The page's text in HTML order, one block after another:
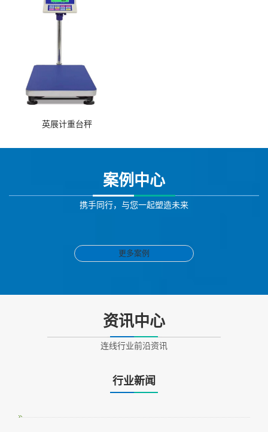
英展计重台秤
案例中心
携手同行，与您一起塑造未来
更多案例
资讯中心
连线行业前沿资讯
行业新闻